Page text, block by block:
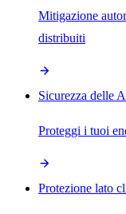
Mitigazione
distribuiti
Sicurezza delle
Proteggi i tuoi
Protezione lato